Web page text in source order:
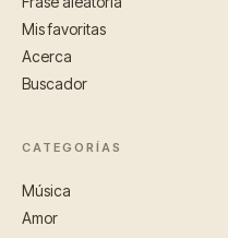
Mis favoritas
Acerca
Buscador
CATEGORÍAS
Música
Amor